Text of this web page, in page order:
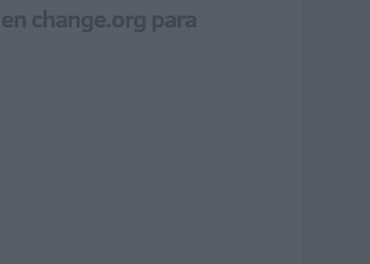
change.org para